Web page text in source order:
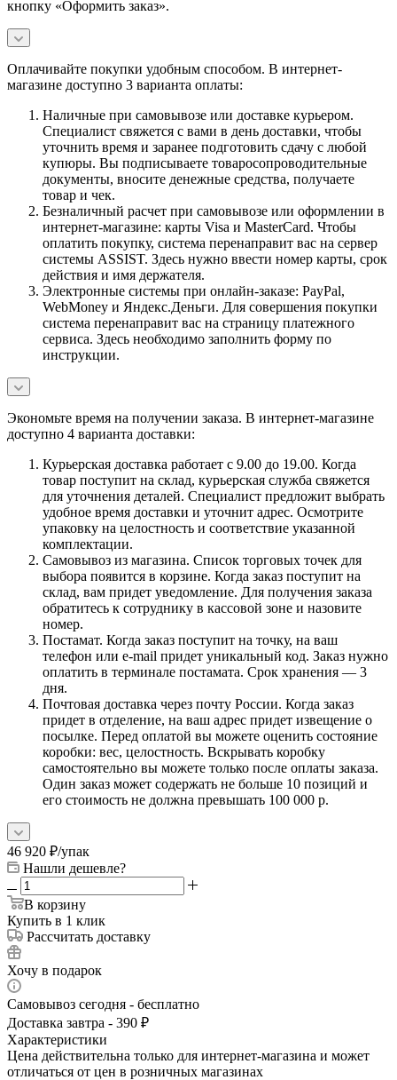
кнопку «Оформить заказ».
Оплачивайте покупки удобным способом. В интернет-
магазине доступно 3 варианта оплаты:
Наличные при самовывозе или доставке курьером.
Специалист свяжется с вами в день доставки, чтобы
уточнить время и заранее подготовить сдачу с любой
купюры. Вы подписываете товаросопроводительные
документы, вносите денежные средства, получаете
товар и чек.
Безналичный расчет при самовывозе или оформлении в
интернет-магазине: карты Visa и MasterCard. Чтобы
оплатить покупку, система перенаправит вас на сервер
системы ASSIST. Здесь нужно ввести номер карты, срок
действия и имя держателя.
Электронные системы при онлайн-заказе: PayPal,
WebMoney и Яндекс.Деньги. Для совершения покупки
система перенаправит вас на страницу платежного
сервиса. Здесь необходимо заполнить форму по
инструкции.
Экономьте время на получении заказа. В интернет-магазине
доступно 4 варианта доставки:
Курьерская доставка работает с 9.00 до 19.00. Когда
товар поступит на склад, курьерская служба свяжется
для уточнения деталей. Специалист предложит выбрать
удобное время доставки и уточнит адрес. Осмотрите
упаковку на целостность и соответствие указанной
комплектации.
Самовывоз из магазина. Список торговых точек для
выбора появится в корзине. Когда заказ поступит на
склад, вам придет уведомление. Для получения заказа
обратитесь к сотруднику в кассовой зоне и назовите
номер.
Постамат. Когда заказ поступит на точку, на ваш
телефон или e-mail придет уникальный код. Заказ нужно
оплатить в терминале постамата. Срок хранения — 3
дня.
Почтовая доставка через почту России. Когда заказ
придет в отделение, на ваш адрес придет извещение о
посылке. Перед оплатой вы можете оценить состояние
коробки: вес, целостность. Вскрывать коробку
самостоятельно вы можете только после оплаты заказа.
Один заказ может содержать не больше 10 позиций и
его стоимость не должна превышать 100 000 р.
46 920 ₽/упак
Нашли дешевле?
В корзину
Купить в 1 клик
Рассчитать доставку
Хочу в подарок
Самовывоз сегодня - бесплатно
Доставка завтра - 390 ₽
Характеристики
Цена действительна только для интернет-магазина и может
отличаться от цен в розничных магазинах